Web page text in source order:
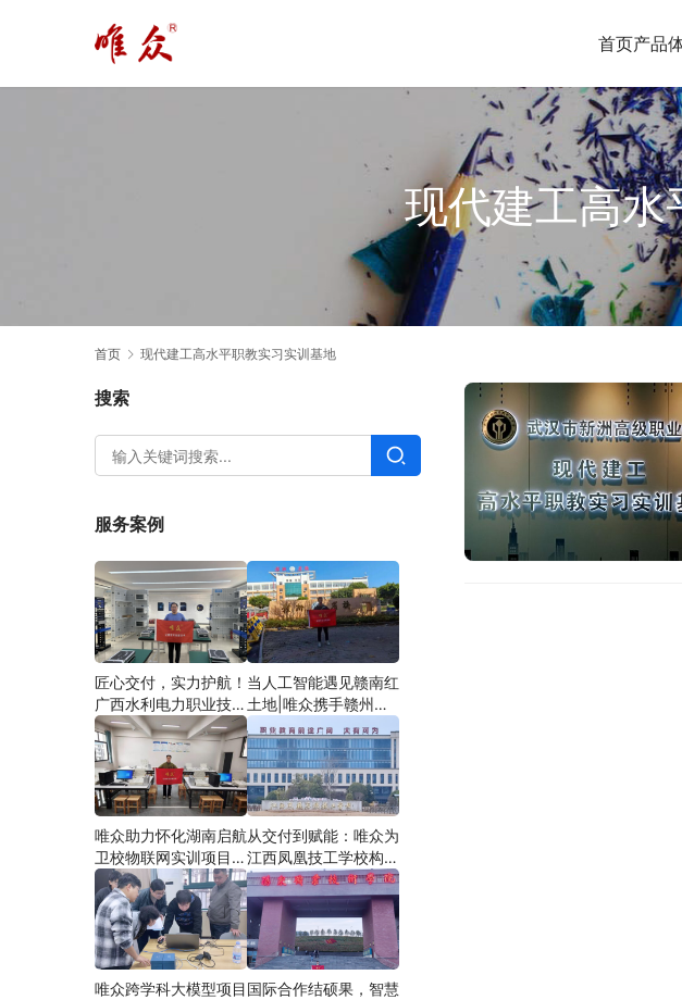
首页产品
现代建工高水
首页 现代建工高水平职教实习实训基地
搜索
服务案例
匠心交付，实力护航！
广西水利电力职业技术
学院智慧建筑综合布线
实训项目圆满落地
当人工智能遇见赣南红
土地|唯众携手赣州农
校，开辟涉农职教
“AI+农业”新路径
唯众助力怀化湖南启航
卫校物联网实训项目圆
满交付，共筑医工融合
人才培养新生态
从交付到赋能：唯众为
江西凤凰技工学校构建
“教、学、做”一体化网
络实训环境
唯众跨学科大模型项目国际合作结硕果，智慧